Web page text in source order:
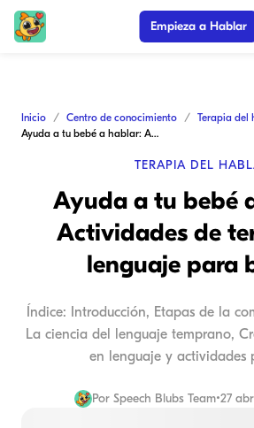
Empieza a Hablar
Inicio Centro de conocimiento
Terapia del
Ayuda a tu bebé a hablar: Actividades de terapia de lenguaje para bebés
TERAPIA DEL
Ayuda a tu bebé
Actividades de
lenguaje para
Índice: Introducción, Etapas de la
La ciencia del lenguaje temprano,
en lenguaje y actividades
Por Speech Blubs Team•27